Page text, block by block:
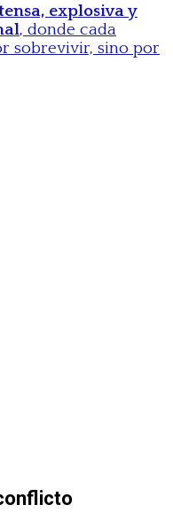
explosiva y
, donde cada
sobrevivir, sino por